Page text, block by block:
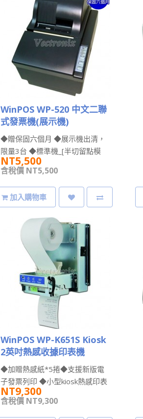
WinPOS WP-520 中文二聯
式發票機(展示機)
◆贈保固六個月 ◆展示機出清，
限量3台 ◆標準機_[半切留點模
式] ◆加油站/百貨賣場指定用機
種 ..
NT5,500
含稅價 NT5,500
加入購物車
WinPOS WP-K651S Kiosk
2英吋熱感收據印表機
◆加贈熱感紙*5捲◆支援新版電
子發票列印 ◆小型kiosk熱感印表
機 ◆ESC/POS 指令相容 ..
NT9,300
含稅價 NT9,300